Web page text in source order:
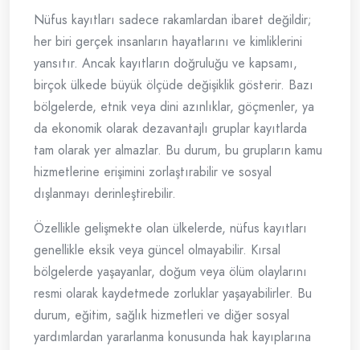
Nüfus kayıtları sadece rakamlardan ibaret değildir;
her biri gerçek insanların hayatlarını ve kimliklerini
yansıtır. Ancak kayıtların doğruluğu ve kapsamı,
birçok ülkede büyük ölçüde değişiklik gösterir. Bazı
bölgelerde, etnik veya dini azınlıklar, göçmenler, ya
da ekonomik olarak dezavantajlı gruplar kayıtlarda
tam olarak yer almazlar. Bu durum, bu grupların kamu
hizmetlerine erişimini zorlaştırabilir ve sosyal
dışlanmayı derinleştirebilir.
Özellikle gelişmekte olan ülkelerde, nüfus kayıtları
genellikle eksik veya güncel olmayabilir. Kırsal
bölgelerde yaşayanlar, doğum veya ölüm olaylarını
resmi olarak kaydetmede zorluklar yaşayabilirler. Bu
durum, eğitim, sağlık hizmetleri ve diğer sosyal
yardımlardan yararlanma konusunda hak kayıplarına